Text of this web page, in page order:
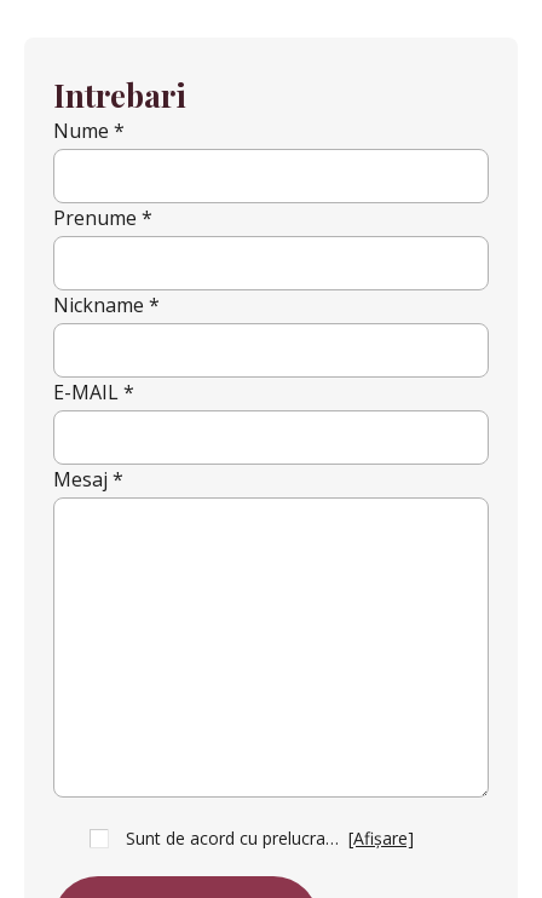
Intrebari
Nume *
Prenume *
Nickname *
E-MAIL *
Mesaj *
Sunt de acord cu prelucrarea datelor mele cu caracter personal în vederea trimiterii acestui formular. Temeiul prelucrării îl reprezintă obligația contractuală, în scopul livrării serviciilor solicitate, durata prelucrării fiind perioada termenului de prescripție de 3 ani de la plasarea comenzii. În măsura în care nu sunteți de acord cu prelucrarea datelor dvs, vă informăm că nu vom putea raspunde la solicitarea dvs pe aceasta cale si va rugam sa ne contactati prin e-mail sau telefon. [Afișare]